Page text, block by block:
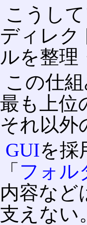
こうし
ディレク
ルを整理
この仕
最も上位
それ以外
GUIを採
「 フォル
内容など
支えない